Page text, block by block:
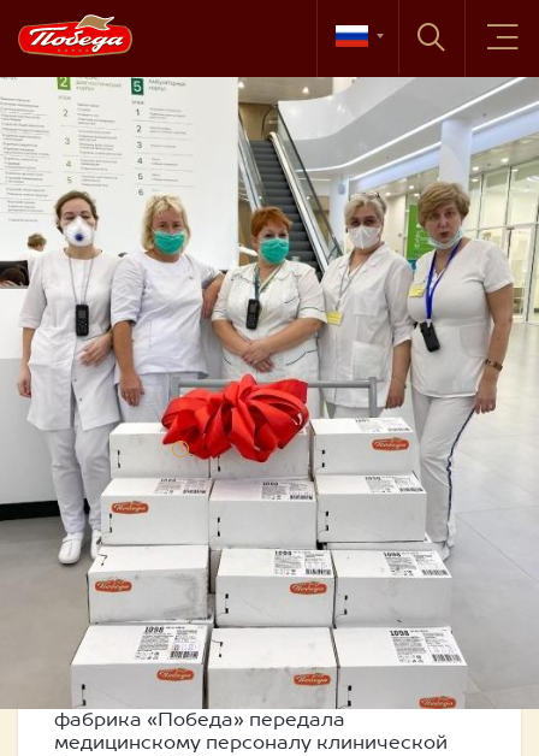
Новости 03 апреля, 2020
КФ «ПОБЕДА» ПОДДЕРЖАЛА
ВРАЧЕЙ КОММУНАРКИ
ШОКОЛАДОМ ДЛЯ
ИММУНИТЕТА.
3 апреля российская кондитерская
фабрика «Победа» передала
медицинскому персоналу клинической